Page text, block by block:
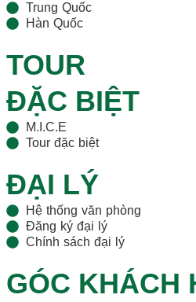
Trung Quốc
Hàn Quốc
TOUR
ĐẶC BIỆT
M.I.C.E
Tour đặc biệt
ĐẠI LÝ
Hệ thống văn phòng
Đăng ký đại lý
Chính sách đại lý
GÓC KHÁCH